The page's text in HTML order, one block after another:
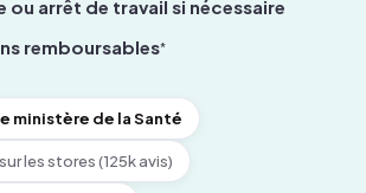
ou arrêt de travail si nécessaire
remboursables*
ministère de la Santé
sur les stores (125k avis)